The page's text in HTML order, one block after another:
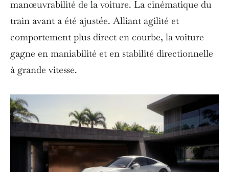
manœuvrabilité de la voiture. La cinématique du
train avant a été ajustée. Alliant agilité et
comportement plus direct en courbe, la voiture
gagne en maniabilité et en stabilité directionnelle
à grande vitesse.